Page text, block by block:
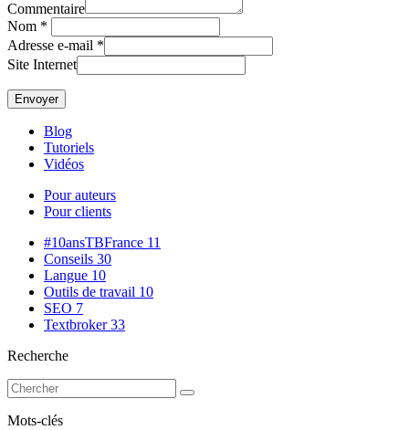
Commentaire
Nom *
Adresse e-mail *
Site Internet
Blog
Tutoriels
Vidéos
Pour auteurs
Pour clients
#10ansTBFrance 11
Conseils 30
Langue 10
Outils de travail 10
SEO 7
Textbroker33
Recherche
Mots-clés